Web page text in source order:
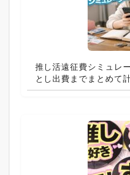
推し活遠征費シミュレ
とし出費までまとめて計